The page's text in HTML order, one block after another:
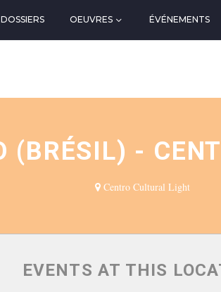
DOSSIERS OEUVRES ÉVÉNEMENTS
(BRÉSIL) -
Centro Cultural Light
EVENTS AT THIS